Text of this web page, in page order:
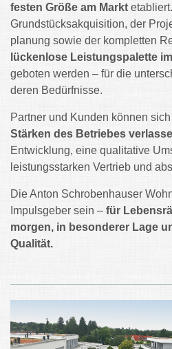
festen Größe am Markt
Grundstücksakquisition, der
planung sowie der kompletten
lückenlose Leistungspalette
geboten werden – für die
deren Bedürfnisse.
Partner und Kunden können
Stärken des Betriebes
Entwicklung, eine qualitative
leistungsstarken Vertrieb und
Die Anton Schrobenhauser
Impulsgeber sein – für
morgen, in besonderer Lage
Qualität.